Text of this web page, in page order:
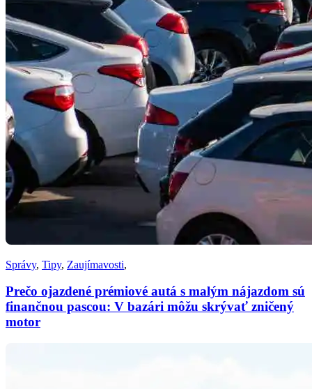
Správy, Tipy, Zaujímavosti,
Prečo ojazdené prémiové autá s malým nájazdom sú
finančnou pascou: V bazári môžu skrývať zničený
motor